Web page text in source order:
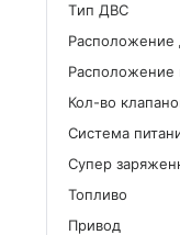
Tип ДВС
Расположение
Расположение
Кол-во
Система
Cупер
Топливо
Привод